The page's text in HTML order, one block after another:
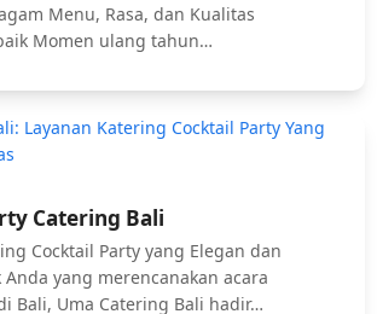
Menu, Rasa, dan Kualitas
Momen ulang tahun…
Catering Bali
Cocktail Party yang Elegan dan
Anda yang merencanakan acara
Bali, Uma Catering Bali hadir…